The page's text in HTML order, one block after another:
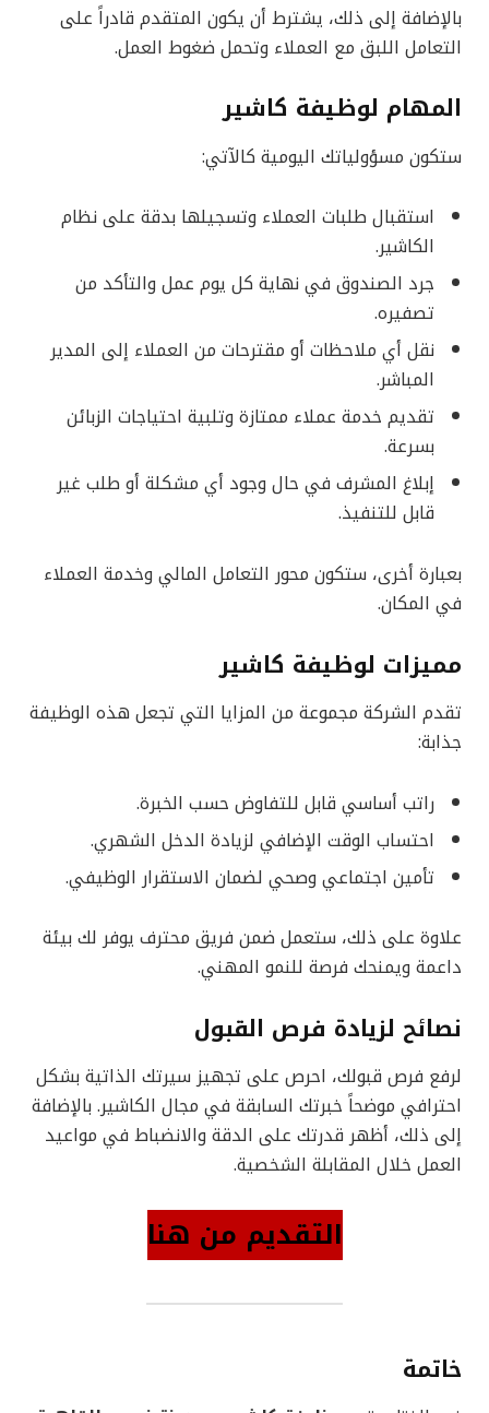
بالإضافة إلى ذلك، يشترط أن يكون المتقدم قادراً على
التعامل اللبق مع العملاء وتحمل ضغوط العمل.
المهام لوظيفة كاشير
ستكون مسؤولياتك اليومية كالآتي:
استقبال طلبات العملاء وتسجيلها بدقة على نظام
الكاشير.
جرد الصندوق في نهاية كل يوم عمل والتأكد من
تصفيره.
نقل أي ملاحظات أو مقترحات من العملاء إلى المدير
المباشر.
تقديم خدمة عملاء ممتازة وتلبية احتياجات الزبائن
بسرعة.
إبلاغ المشرف في حال وجود أي مشكلة أو طلب غير
قابل للتنفيذ.
بعبارة أخرى، ستكون محور التعامل المالي وخدمة العملاء
في المكان.
مميزات لوظيفة كاشير
تقدم الشركة مجموعة من المزايا التي تجعل هذه الوظيفة
جذابة:
راتب أساسي قابل للتفاوض حسب الخبرة.
احتساب الوقت الإضافي لزيادة الدخل الشهري.
تأمين اجتماعي وصحي لضمان الاستقرار الوظيفي.
علاوة على ذلك، ستعمل ضمن فريق محترف يوفر لك بيئة
داعمة ويمنحك فرصة للنمو المهني.
نصائح لزيادة فرص القبول
لرفع فرص قبولك، احرص على تجهيز سيرتك الذاتية بشكل
احترافي موضحاً خبرتك السابقة في مجال الكاشير. بالإضافة
إلى ذلك، أظهر قدرتك على الدقة والانضباط في مواعيد
العمل خلال المقابلة الشخصية.
التقديم من هنا
خاتمة